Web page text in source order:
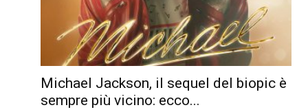
Michael Jackson, il sequel del biopic è
sempre più vicino: ecco...